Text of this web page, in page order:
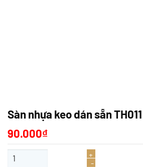
Sàn nhựa keo dán sẵn TH011
90.000₫
Sàn nhựa keo dán sẵn TH011 số lượng